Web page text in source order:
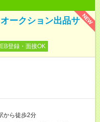
NEW
ークション出品サ
登録・面接OK
から徒歩2分